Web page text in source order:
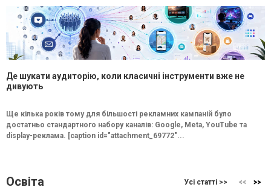
Де шукати аудиторію, коли класичні інструменти вже не
дивують
Ще кілька років тому для більшості рекламних кампаній було
достатньо стандартного набору каналів: Google, Meta, YouTube та
display-реклама. [caption id="attachment_69772"...
Освіта Усі статті >>